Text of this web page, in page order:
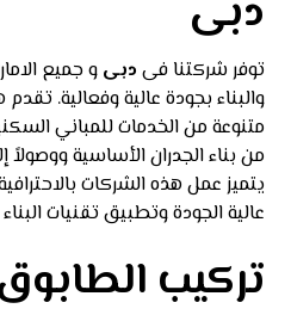
دبى
توفر شركتنا فى دبى و جميع
والبناء بجودة عالية وفعالية.
متنوعة من الخدمات للمباني
من بناء الجدران الأساسية ووصولاً
يتميز عمل هذه الشركات
عالية الجودة وتطبيق تقنيات البناء
تركيب